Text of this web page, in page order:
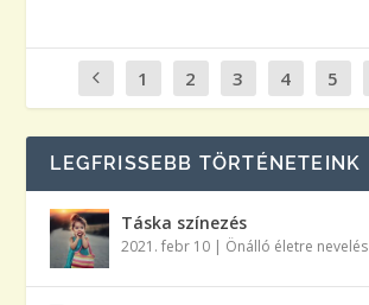
1 2 3 4 5
LEGFRISSEBB TÖRTÉNETEINK
Táska színezés
2021. febr 10 | Önálló életre nevelés